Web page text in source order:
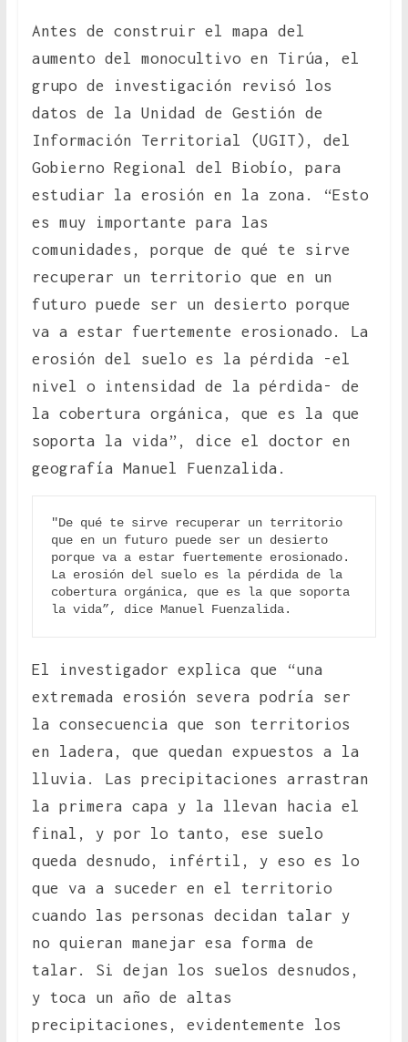
Antes de construir el mapa del
aumento del monocultivo en Tirúa, el
grupo de investigación revisó los
datos de la Unidad de Gestión de
Información Territorial (UGIT), del
Gobierno Regional del Biobío, para
estudiar la erosión en la zona. “Esto
es muy importante para las
comunidades, porque de qué te sirve
recuperar un territorio que en un
futuro puede ser un desierto porque
va a estar fuertemente erosionado. La
erosión del suelo es la pérdida -el
nivel o intensidad de la pérdida- de
la cobertura orgánica, que es la que
soporta la vida”, dice el doctor en
geografía Manuel Fuenzalida.
"De qué te sirve recuperar un territorio
que en un futuro puede ser un desierto
porque va a estar fuertemente erosionado.
La erosión del suelo es la pérdida de la
cobertura orgánica, que es la que soporta
la vida”, dice Manuel Fuenzalida.
El investigador explica que “una
extremada erosión severa podría ser
la consecuencia que son territorios
en ladera, que quedan expuestos a la
lluvia. Las precipitaciones arrastran
la primera capa y la llevan hacia el
final, y por lo tanto, ese suelo
queda desnudo, infértil, y eso es lo
que va a suceder en el territorio
cuando las personas decidan talar y
no quieran manejar esa forma de
talar. Si dejan los suelos desnudos,
y toca un año de altas
precipitaciones, evidentemente los